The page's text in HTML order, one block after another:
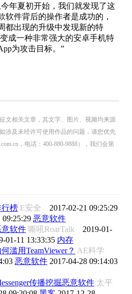
夏初开始，我们就发现了这
软件背后的操作者是成功的，
都出现的升级中发现新的特
成一种非常强大的安卓手机特
为攻击目标。”
文相关文章，其文字、图片、视频均来源
涉及未经许可使用作品的问题，请您优先
，电话：400-880-9888），我们会第
榜 E安全 2017-02-21 09:25:29
09:25:29 恶意软件
软件 嘶吼RoarTalk 2019-01-
01-11 13:33:35 内存
滥用TeamViewer？ AE科学
恶意软件 2017-04-28 09:14:03
传播挖掘恶意软件 太平